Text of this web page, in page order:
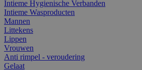
Intieme Hygienische Verbanden
Intieme Wasproducten
Mannen
Littekens
Lippen
Vrouwen
Anti rimpel - veroudering
Gelaat